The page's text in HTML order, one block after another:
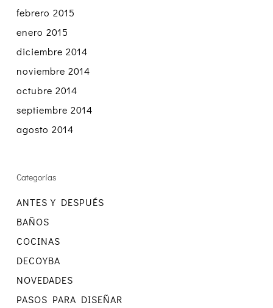
febrero 2015
enero 2015
diciembre 2014
noviembre 2014
octubre 2014
septiembre 2014
agosto 2014
Categorías
ANTES Y DESPUÉS
BAÑOS
COCINAS
DECOYBA
NOVEDADES
PASOS PARA DISEÑAR